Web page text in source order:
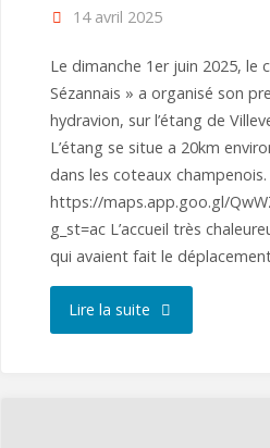
14 avril 2025
Le dimanche 1er juin 2025, le
Sézannais » a organisé son
hydravion, sur l’étang de
L’étang se situe a 20km
dans les coteaux champenois.
https://maps.app.goo.gl/
g_st=ac L’accueil très
qui avaient fait le
Lire la suite"VILLEVENARD